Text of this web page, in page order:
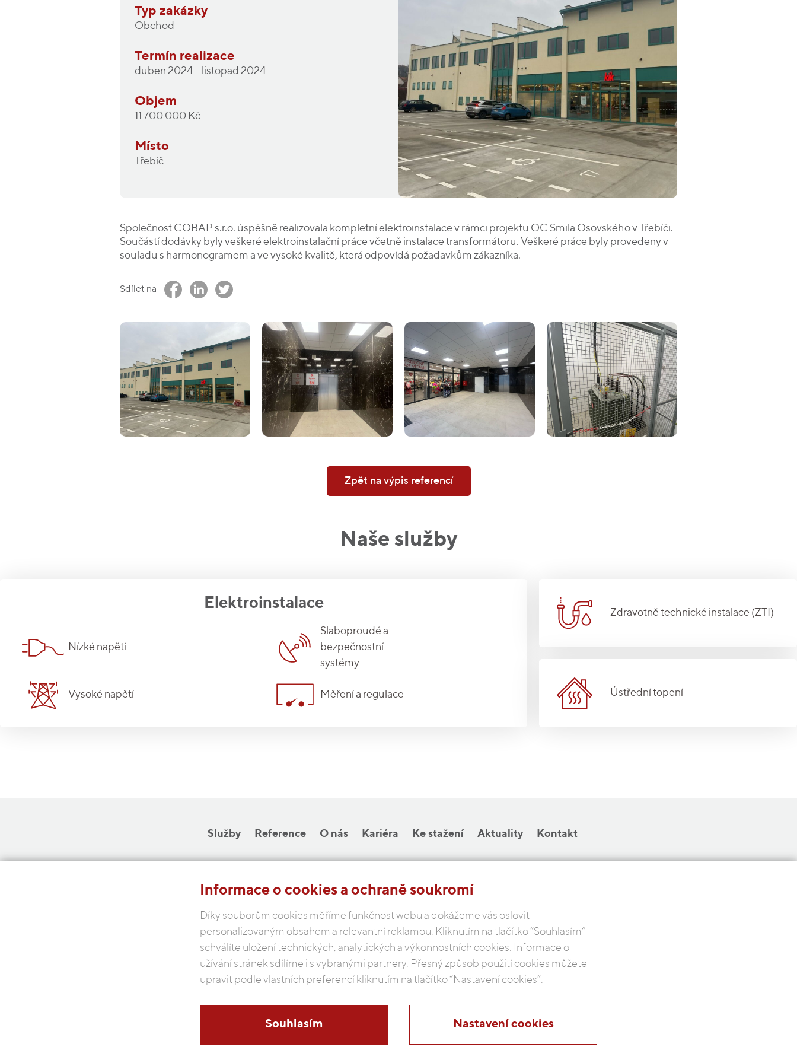
Typ zakázky
Obchod
Termín realizace
duben 2024 - listopad 2024
Objem
11 700 000 Kč
Místo
Třebíč
Společnost COBAP s.r.o. úspěšně realizovala kompletní elektroinstalace v rámci projektu OC Smila Osovského v Třebíči.
Součástí dodávky byly veškeré elektroinstalační práce včetně instalace transformátoru. Veškeré práce byly provedeny v
souladu s harmonogramem a ve vysoké kvalitě, která odpovídá požadavkům zákazníka.
Sdílet na
Zpět na výpis referencí
Naše služby
Elektroinstalace
Nízké napětí
Slaboproudé a
bezpečnostní
systémy
Vysoké napětí Měření a regulace
Zdravotně technické instalace (ZTI)
Ústřední topení
Služby Reference O nás Kariéra Ke stažení Aktuality Kontakt
Michelská 18/12a, 140 00 Praha 4
Česká republika
Podmínky ochrany osobních údajů
Informace o cookies a ochraně soukromí
Díky souborům cookies měříme funkčnost webu a dokážeme vás oslovit
personalizovaným obsahem a relevantní reklamou. Kliknutím na tlačítko “Souhlasím“
schválíte uložení technických, analytických a výkonnostních cookies. Informace o
užívání stránek sdílíme i s vybranými partnery. Přesný způsob použití cookies můžete
upravit podle vlastních preferencí kliknutím na tlačítko “Nastavení cookies”.
Souhlasím Nastavení cookies